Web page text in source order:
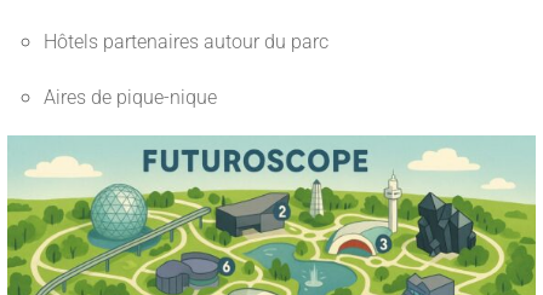
Hôtels partenaires autour du parc
Aires de pique-nique